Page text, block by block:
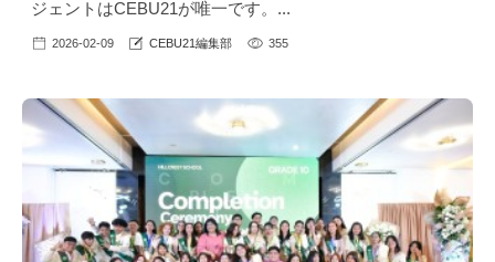
ジェントはCEBU21が唯一です。...
2026-02-09 CEBU21編集部 355